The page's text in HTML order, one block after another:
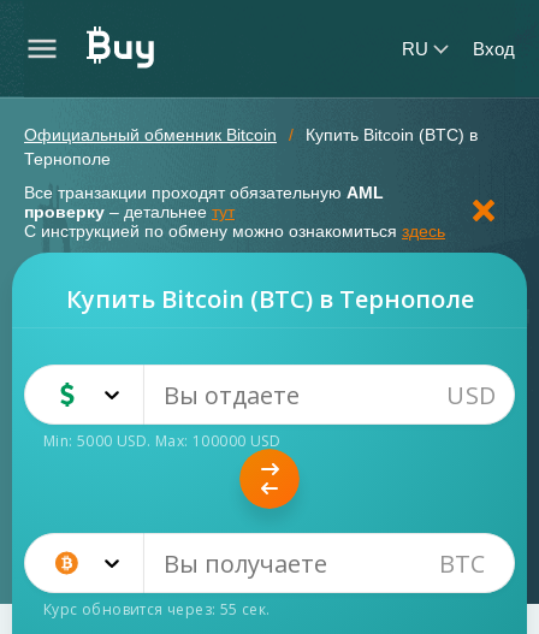
RU Вход
Официальный обменник Bitcoin
Купить Bitcoin (BTC) в
Тернополе
Все транзакции проходят обязательную AML
проверку – детальнее тут
С инструкцией по обмену можно ознакомиться здесь
Купить Bitcoin (BTC) в Тернополе
Наличные USD USD
Min: 5000 USD. Max: 100000 USD
Bitcoin (BTC) BTC
Курс обновится через: 54 сек.